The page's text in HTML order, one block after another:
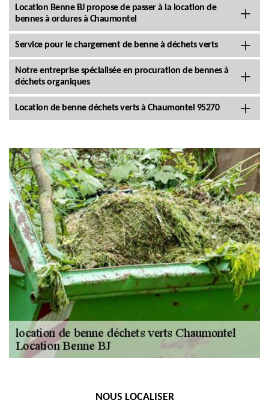
Location Benne BJ propose de passer à la location de
bennes à ordures à Chaumontel
Service pour le chargement de benne à déchets verts
Notre entreprise spécialisée en procuration de bennes à
déchets organiques
Location de benne déchets verts à Chaumontel 95270
NOUS LOCALISER